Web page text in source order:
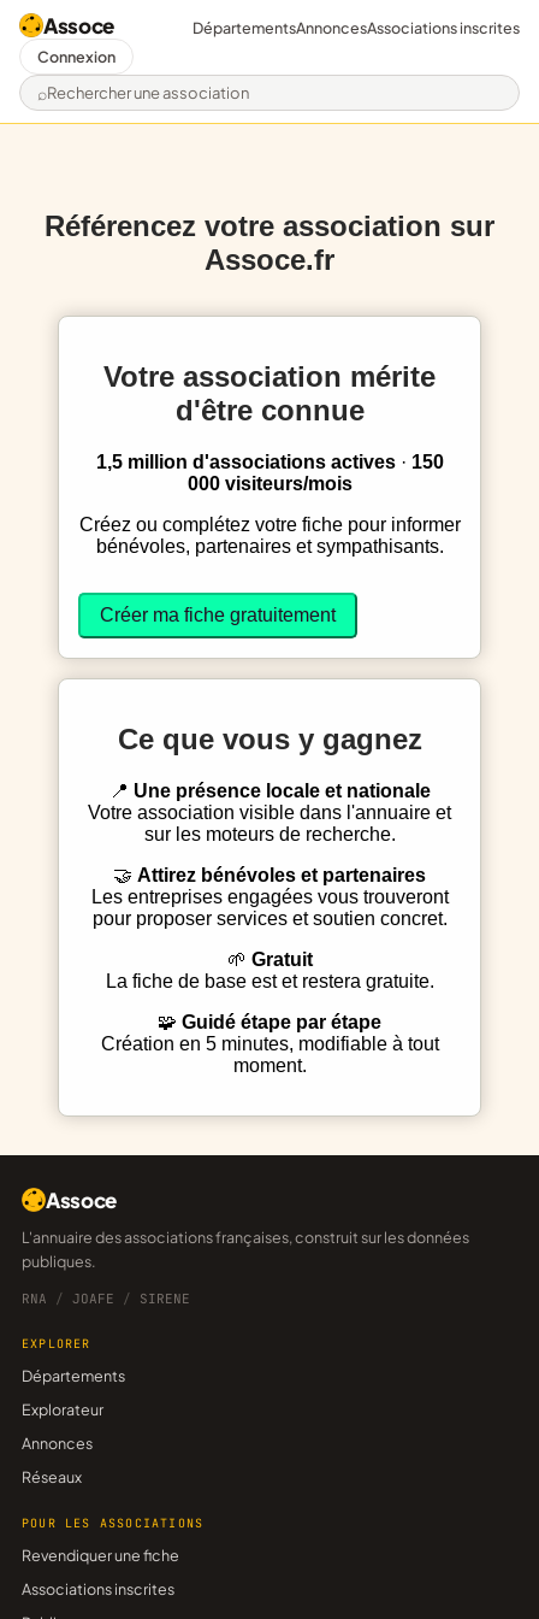
Assoce
Rechercher une association
DépartementsAnnoncesAssociations inscrites
Connexion
Référencez votre association sur
Assoce.fr
Votre association mérite
d'être connue
1,5 million d'associations actives· 150
000 visiteurs/mois
Créez ou complétez votre fiche pour informer
bénévoles, partenaires et sympathisants.
Créer ma fiche gratuitement
Ce que vous y gagnez
Une présence locale et nationale
Votre association visible dans l'annuaire et
sur les moteurs de recherche.
Attirez bénévoles et partenaires
Les entreprises engagées vous trouveront
pour proposer services et soutien concret.
Gratuit
La fiche de base est et restera gratuite.
Guidé étape par étape
Création en 5 minutes, modifiable à tout
moment.
Assoce
L'annuaire des associations françaises, construit sur les données
publiques.
RNA / JOAFE / SIRENE
EXPLORER
Départements
Explorateur
Annonces
Réseaux
POUR LES ASSOCIATIONS
Revendiquer une fiche
Associations inscrites